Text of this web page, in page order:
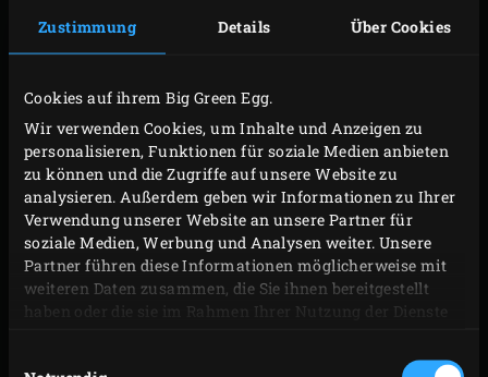
Zustimmung Details Über Cookies
Cookies auf ihrem Big Green Egg.
Wir verwenden Cookies, um Inhalte und Anzeigen zu
personalisieren, Funktionen für soziale Medien anbieten
zu können und die Zugriffe auf unsere Website zu
analysieren. Außerdem geben wir Informationen zu Ihrer
Verwendung unserer Website an unsere Partner für
soziale Medien, Werbung und Analysen weiter. Unsere
Partner führen diese Informationen möglicherweise mit
weiteren Daten zusammen, die Sie ihnen bereitgestellt
haben oder die sie im Rahmen Ihrer Nutzung der Dienste
Rest in grobe Stücke. Würzen Sie die Lammschulter
mit Salz, Pfeffer und den gehackten Kräutern. Dann
rollen Sie das Fleisch auf und wickeln es fest in
Alufolie ein. Legen Sie die mit Folie bedeckte
Roulade auf den Rost und lassen Sie sie garen, bis
sie eine Kerntemperatur von 53 °C erreicht hat.
Danach nehmen Sie die Roulade aus dem EGG.
Entfernen Sie den Rost und den ConvEGGtor und
setzen Sie denCast Iron Gridein. Erhöhen Sie die
Temperatur auf 150 °C. In der Zwischenzeit
die Lende mit Pfeffer, Salz und den grob gehackten